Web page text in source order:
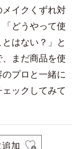
イクくずれ対
どうやって使
はない？」と
まだ商品を使
プロと一緒に
ックしてみて
加